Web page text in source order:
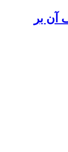
آن بر